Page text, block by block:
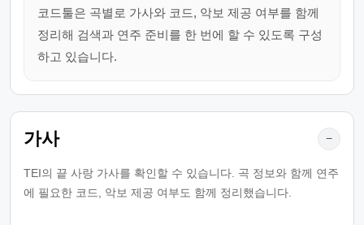
코드툴은 곡별로 가사와 코드, 악보 제공 여부를 함께
정리해 검색과 연주 준비를 한 번에 할 수 있도록 구성
하고 있습니다.
가사 −
TEI의 끝 사랑 가사를 확인할 수 있습니다. 곡 정보와 함께 연주
에 필요한 코드, 악보 제공 여부도 함께 정리했습니다.